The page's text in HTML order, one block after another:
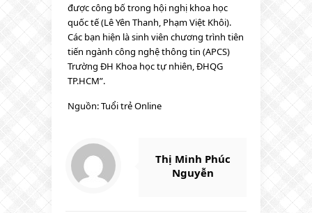
được công bố trong hội nghị khoa học
quốc tế (Lê Yên Thanh, Phạm Việt Khôi).
Các bạn hiện là sinh viên chương trình tiên
tiến ngành công nghệ thông tin (APCS)
Trường ĐH Khoa học tự nhiên, ĐHQG
TP.HCM”.
Nguồn: Tuổi trẻ Online
Thị Minh Phúc
Nguyễn